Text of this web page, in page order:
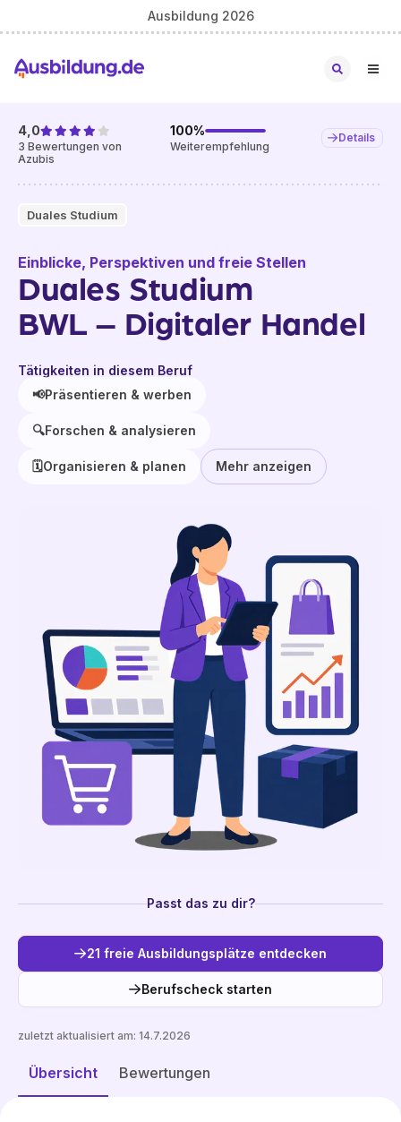
Ausbildung 2026
Duales Studium
4,0
3 Bewertungen von
Azubis
100%
Weiterempfehlung
Details
Einblicke, Perspektiven und freie Stellen
Duales Studium
BWL – Digitaler Handel
Tätigkeiten in diesem Beruf
📢Präsentieren & werben
🔍Forschen & analysieren
🗓️Organisieren & planen Mehr anzeigen
Passt das zu dir?
21 freie Ausbildungsplätze entdecken
Berufscheck starten
Übersicht Bewertungen
zuletzt aktualisiert am: 14.7.2026